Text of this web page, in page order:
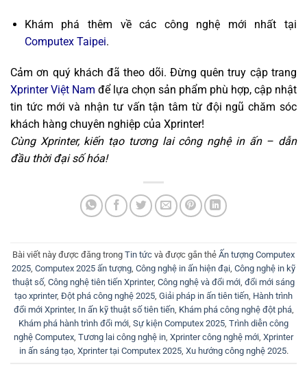
Khám phá thêm về các công nghệ mới nhất tại
Computex Taipei.
Cảm ơn quý khách đã theo dõi. Đừng quên truy cập trang
Xprinter Việt Nam để lựa chọn sản phẩm phù hợp, cập nhật
tin tức mới và nhận tư vấn tận tâm từ đội ngũ chăm sóc
khách hàng chuyên nghiệp của Xprinter!
Cùng Xprinter, kiến tạo tương lai công nghệ in ấn – dẫn
đầu thời đại số hóa!
Bài viết này được đăng trong Tin tức và được gắn thẻ Ấn tượng Computex
2025 Computex 2025 ấn tượng Công nghệ in ấn hiện đại Công nghệ in kỹ
thuật số, Công nghệ tiên tiến Xprinter, Công nghệ và đổi mới đổi mới sáng
tạo xprinter, Đột phá công nghệ 2025 Giải pháp in ấn tiên tiến Hành trình
đổi mới Xprinter, In ấn kỹ thuật số tiên tiến, Khám phá công nghệ đột phá,
Khám phá hành trình đổi mới Sự kiện Computex 2025 Trình diễn công
nghệ Computex Tương lai công nghệ in Xprinter công nghệ mới Xprinter
in ấn sáng tạo, Xprinter tại Computex 2025, Xu hướng công nghệ 2025.